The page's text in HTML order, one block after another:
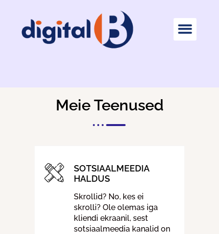
Meie Teenused
SOTSIAALMEEDIA
HALDUS
Skrollid? No, kes ei
skrolli? Ole olemas iga
kliendi ekraanil, sest
sotsiaalmeedia kanalid on